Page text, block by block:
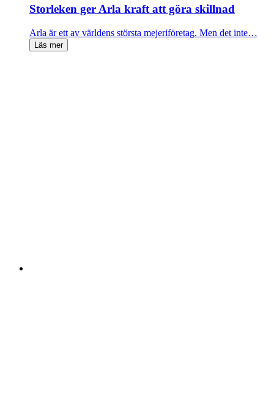
Storleken ger Arla kraft att göra skillnad
Arla är ett av världens största mejeriföretag. Men det inte…
Läs mer